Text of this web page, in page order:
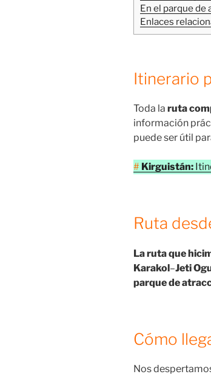
En el parque de
Enlaces
Itinerario
Toda la ruta
información
puede ser útil
# Kirguistán:
Ruta
La ruta que
Karakol–Jeti
parque de
Cómo
Nos